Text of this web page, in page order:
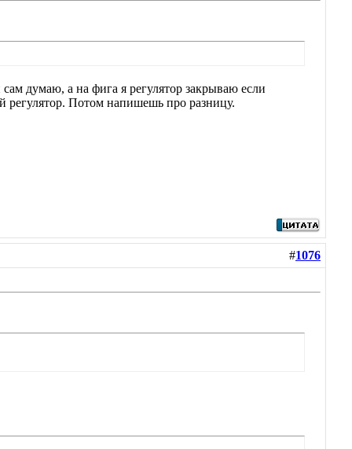
думаю, а на фига я регулятор закрываю если
регулятор. Потом напишешь про разницу.
#1076